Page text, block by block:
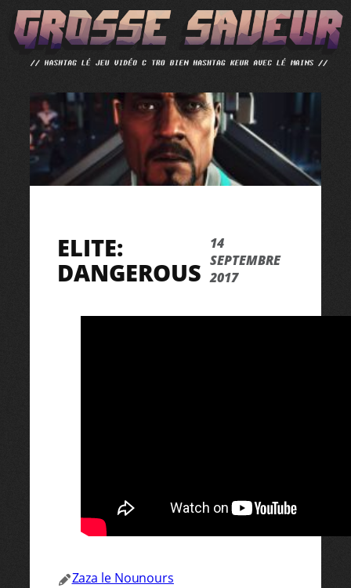
ALLER
AU
CONTENU
ELITE:
DANGEROUS
14
SEPTEMBRE
2017
Zaza le Nounours